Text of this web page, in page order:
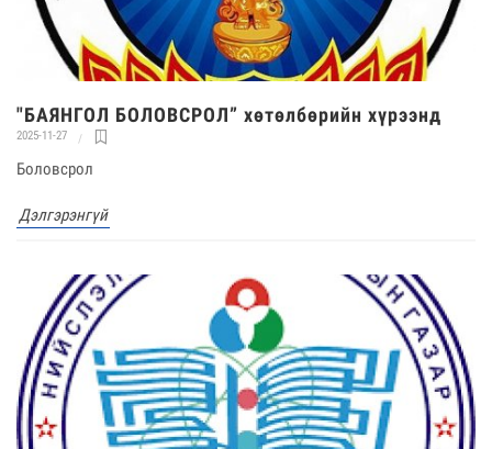
"БАЯНГОЛ БОЛОВСРОЛ” хөтөлбөрийн хүрээнд
2025-11-27
Боловсрол
Дэлгэрэнгүй